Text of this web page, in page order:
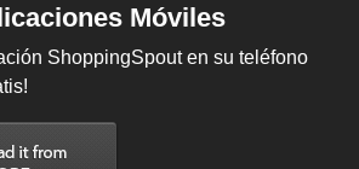
Móviles
ShoppingSpout en su teléfono